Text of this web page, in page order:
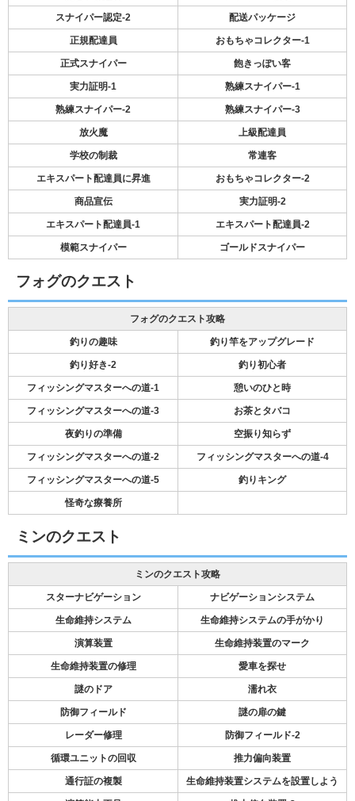
スナイパー認定-2 配送パッケージ
正規配達員 おもちゃコレクター-1
正式スナイパー 飽きっぽい客
実力証明-1 熟練スナイパー-1
熟練スナイパー-2 熟練スナイパー-3
放火魔 上級配達員
学校の制裁 常連客
エキスパート配達員に昇進 おもちゃコレクター-2
商品宣伝 実力証明-2
エキスパート配達員-1 エキスパート配達員-2
模範スナイパー ゴールドスナイパー
フォグのクエスト
フォグのクエスト攻略
釣りの趣味 釣り竿をアップグレード
釣り好き-2 釣り初心者
フィッシングマスターへの道-1 憩いのひと時
フィッシングマスターへの道-3 お茶とタバコ
夜釣りの準備 空振り知らず
フィッシングマスターへの道-2 フィッシングマスターへの道-4
フィッシングマスターへの道-5 釣りキング
怪奇な療養所
ミンのクエスト
ミンのクエスト攻略
スターナビゲーション ナビゲーションシステム
生命維持システム 生命維持システムの手がかり
演算装置 生命維持装置のマーク
生命維持装置の修理 愛車を探せ
謎のドア 濡れ衣
防御フィールド 謎の扉の鍵
レーダー修理 防御フィールド-2
循環ユニットの回収 推力偏向装置
通行証の複製 生命維持装置システムを設置しよう